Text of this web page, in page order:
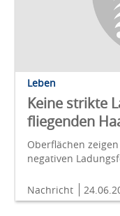
Leben
Keine strikte
fliegenden
Oberflächen
negativen
Nachricht